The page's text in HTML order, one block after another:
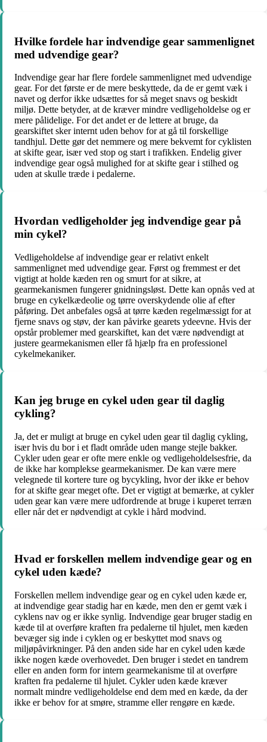
Hvilke fordele har indvendige gear sammenlignet
med udvendige gear?
Indvendige gear har flere fordele sammenlignet med udvendige
gear. For det første er de mere beskyttede, da de er gemt væk i
navet og derfor ikke udsættes for så meget snavs og beskidt
miljø. Dette betyder, at de kræver mindre vedligeholdelse og er
mere pålidelige. For det andet er de lettere at bruge, da
gearskiftet sker internt uden behov for at gå til forskellige
tandhjul. Dette gør det nemmere og mere bekvemt for cyklisten
at skifte gear, især ved stop og start i trafikken. Endelig giver
indvendige gear også mulighed for at skifte gear i stilhed og
uden at skulle træde i pedalerne.
Hvordan vedligeholder jeg indvendige gear på
min cykel?
Vedligeholdelse af indvendige gear er relativt enkelt
sammenlignet med udvendige gear. Først og fremmest er det
vigtigt at holde kæden ren og smurt for at sikre, at
gearmekanismen fungerer gnidningsløst. Dette kan opnås ved at
bruge en cykelkædeolie og tørre overskydende olie af efter
påføring. Det anbefales også at tørre kæden regelmæssigt for at
fjerne snavs og støv, der kan påvirke gearets ydeevne. Hvis der
opstår problemer med gearskiftet, kan det være nødvendigt at
justere gearmekanismen eller få hjælp fra en professionel
cykelmekaniker.
Kan jeg bruge en cykel uden gear til daglig
cykling?
Ja, det er muligt at bruge en cykel uden gear til daglig cykling,
især hvis du bor i et fladt område uden mange stejle bakker.
Cykler uden gear er ofte mere enkle og vedligeholdelsesfrie, da
de ikke har komplekse gearmekanismer. De kan være mere
velegnede til kortere ture og bycykling, hvor der ikke er behov
for at skifte gear meget ofte. Det er vigtigt at bemærke, at cykler
uden gear kan være mere udfordrende at bruge i kuperet terræn
eller når det er nødvendigt at cykle i hård modvind.
Hvad er forskellen mellem indvendige gear og en
cykel uden kæde?
Forskellen mellem indvendige gear og en cykel uden kæde er,
at indvendige gear stadig har en kæde, men den er gemt væk i
cyklens nav og er ikke synlig. Indvendige gear bruger stadig en
kæde til at overføre kraften fra pedalerne til hjulet, men kæden
bevæger sig inde i cyklen og er beskyttet mod snavs og
miljøpåvirkninger. På den anden side har en cykel uden kæde
ikke nogen kæde overhovedet. Den bruger i stedet en tandrem
eller en anden form for intern gearmekanisme til at overføre
kraften fra pedalerne til hjulet. Cykler uden kæde kræver
normalt mindre vedligeholdelse end dem med en kæde, da der
ikke er behov for at smøre, stramme eller rengøre en kæde.